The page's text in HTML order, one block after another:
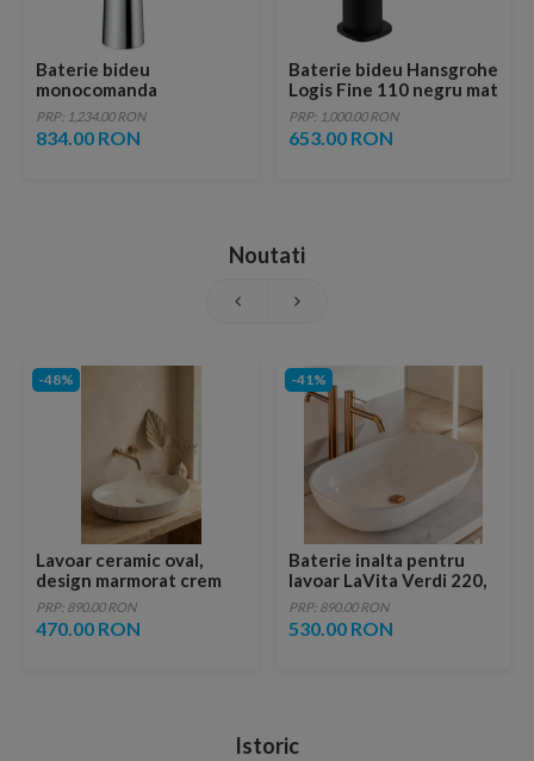
Baterie bideu
monocomanda
Hansgrohe Talis S cu
ventil pop-up
PRP: 1,234.00 RON
834.00 RON
Baterie bideu Hansgrohe
Logis Fine 110 negru mat
cu ventil pop-up
PRP: 1,000.00 RON
653.00 RON
Noutati
-48%
Lavoar ceramic oval,
design marmorat crem
lucios cu vene aurii,
ventil inclus
PRP: 890.00 RON
470.00 RON
-41%
Baterie inalta pentru
lavoar LaVita Verdi 220,
fara ventil, brushed
copper
PRP: 890.00 RON
530.00 RON
Istoric